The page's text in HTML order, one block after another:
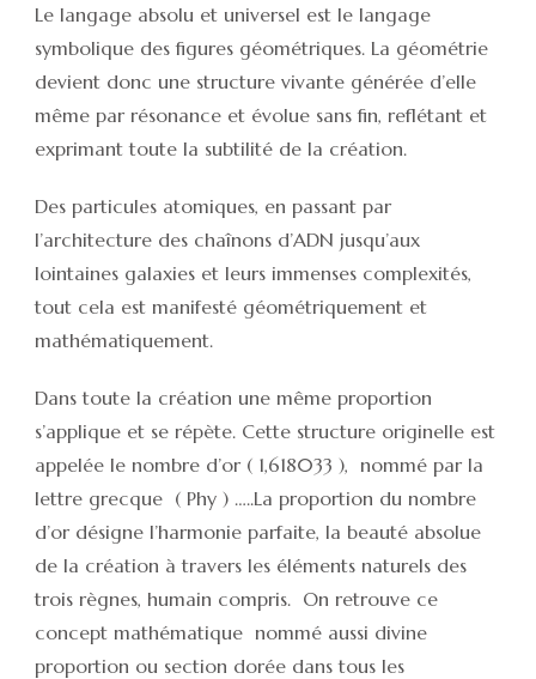
Le langage absolu et universel est le langage
symbolique des figures géométriques. La géométrie
devient donc une structure vivante générée d’elle
même par résonance et évolue sans fin, reflétant et
exprimant toute la subtilité de la création.
Des particules atomiques, en passant par
l’architecture des chaînons d’ADN jusqu’aux
lointaines galaxies et leurs immenses complexités,
tout cela est manifesté géométriquement et
mathématiquement.
Dans toute la création une même proportion
s’applique et se répète. Cette structure originelle est
appelée le nombre d’or ( 1,618033 ), nommé par la
lettre grecque ( Phy ) …..La proportion du nombre
d’or désigne l’harmonie parfaite, la beauté absolue
de la création à travers les éléments naturels des
trois règnes, humain compris. On retrouve ce
concept mathématique nommé aussi divine
proportion ou section dorée dans tous les